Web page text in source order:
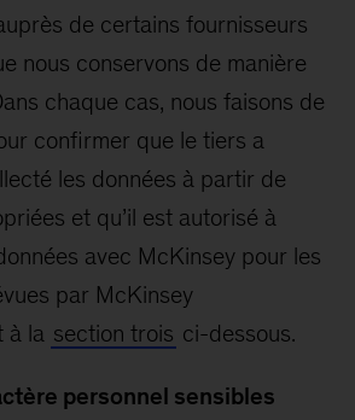
de certains fournisseurs
nous conservons de manière
chaque cas, nous faisons de
confirmer que le tiers a
les données à partir de
et qu’il est autorisé à
avec McKinsey pour les
par McKinsey
à la section trois ci-dessous.
personnel sensibles